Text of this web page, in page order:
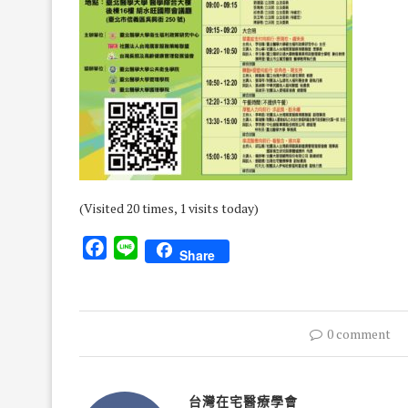
(Visited 20 times, 1 visits today)
Facebook
Line Share
0 comment
台灣在宅醫療學會